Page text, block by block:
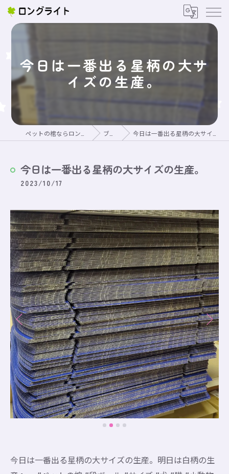
今日は一番出る星柄の大サ
イズの生産。
ブログ 今日は一番出る星柄の大サイズの生産。
今日は一番出る星柄の大サイズの生産。
2023/10/17
今日は一番出る星柄の大サイズの生産。明日は白柄の生